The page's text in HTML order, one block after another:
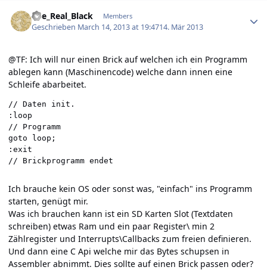
The_Real_Black Members
Geschrieben March 14, 2013 at 19:4714. Mär 2013
@TF: Ich will nur einen Brick auf welchen ich ein Programm
ablegen kann (Maschinencode) welche dann innen eine
Schleife abarbeitet.
// Daten init.
:loop
// Programm
goto loop;
:exit
// Brickprogramm endet
Ich brauche kein OS oder sonst was, "einfach" ins Programm
starten, genügt mir.
Was ich brauchen kann ist ein SD Karten Slot (Textdaten
schreiben) etwas Ram und ein paar Register\ min 2
Zählregister und Interrupts\Callbacks zum freien definieren.
Und dann eine C Api welche mir das Bytes schupsen in
Assembler abnimmt. Dies sollte auf einen Brick passen oder?